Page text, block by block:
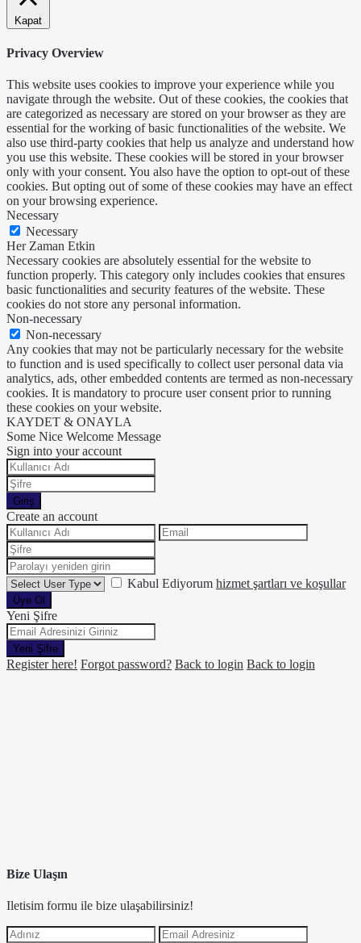
Kapat
Privacy Overview
This website uses cookies to improve your experience while you
navigate through the website. Out of these cookies, the cookies that
are categorized as necessary are stored on your browser as they are
essential for the working of basic functionalities of the website. We
also use third-party cookies that help us analyze and understand how
you use this website. These cookies will be stored in your browser
only with your consent. You also have the option to opt-out of these
cookies. But opting out of some of these cookies may have an effect
on your browsing experience.
Necessary
Necessary
Her Zaman Etkin
Necessary cookies are absolutely essential for the website to
function properly. This category only includes cookies that ensures
basic functionalities and security features of the website. These
cookies do not store any personal information.
Non-necessary
Non-necessary
Any cookies that may not be particularly necessary for the website
to function and is used specifically to collect user personal data via
analytics, ads, other embedded contents are termed as non-necessary
cookies. It is mandatory to procure user consent prior to running
these cookies on your website.
KAYDET & ONAYLA
Some Nice Welcome Message
Sign into your account
Giriş
Create an account
Kabul Ediyorum hizmet şartları ve koşullar
Üye Ol
Yeni Şifre
Yeni Şifre
Register here! Forgot password? Back to login Back to login
Bize Ulaşın
Iletisim formu ile bize ulaşabilirsiniz!